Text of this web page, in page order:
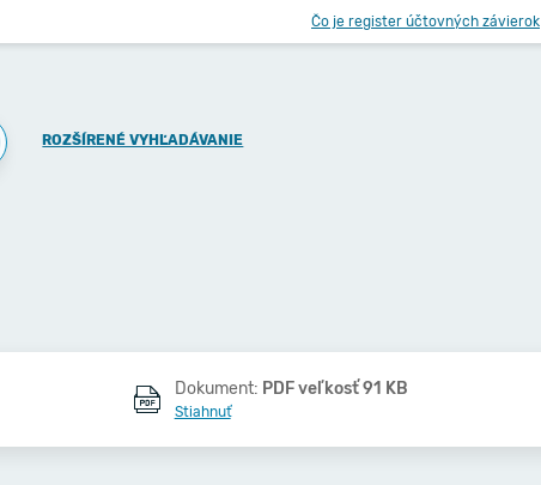
Čo je register účtovných závierok
ROZŠÍRENÉ VYHĽADÁVANIE
Dokument: PDF veľkosť 91 KB
Stiahnuť